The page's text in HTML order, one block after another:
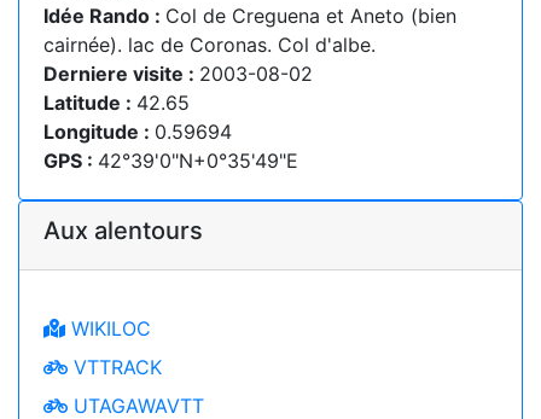
Idée Rando : Col de Creguena et Aneto (bien
cairnée). lac de Coronas. Col d'albe.
Derniere visite : 2003-08-02
Latitude : 42.65
Longitude : 0.59694
GPS : 42°39'0"N+0°35'49"E
Aux alentours
WIKILOC
VTTRACK
UTAGAWAVTT